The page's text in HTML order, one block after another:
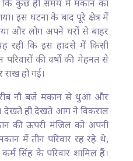
कि कुछ ही समय में मकान का
इस घटना के बाद पूरे क्षेत्र में
और लोग अपने घरों से बाहर
रही कि इस हादसे में किसी
की वर्षों की मेहनत से
हो गई।
नौ बजे मकान से धुआं और
देखते ही देखते आग ने विकराल
की ऊपरी मंजिल को अपनी
में तीन परिवार रह रहे थे,
सिंह के परिवार शामिल हैं।